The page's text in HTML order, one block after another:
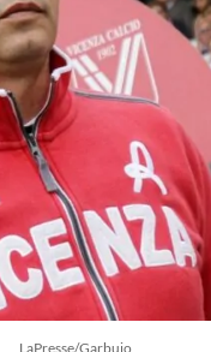
LaPresse/Garbuio